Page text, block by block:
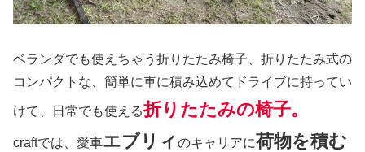
ベランダでも使えちゃう折りたたみ椅子、折りたたみ式の
コンパクトな、簡単に車に積み込めてドライブに持ってい
けて、日常でも使える折りたたみの椅子。
craftでは、愛車エブリィ のキャリアに荷物を積む